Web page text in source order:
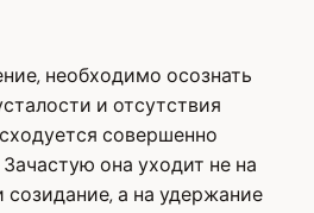
необходимо осознать
и отсутствия
совершенно
она уходит не на
а на удержание